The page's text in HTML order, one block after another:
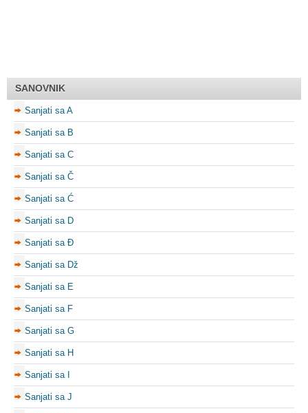
SANOVNIK
Sanjati sa A
Sanjati sa B
Sanjati sa C
Sanjati sa Č
Sanjati sa Ć
Sanjati sa D
Sanjati sa Đ
Sanjati sa Dž
Sanjati sa E
Sanjati sa F
Sanjati sa G
Sanjati sa H
Sanjati sa I
Sanjati sa J